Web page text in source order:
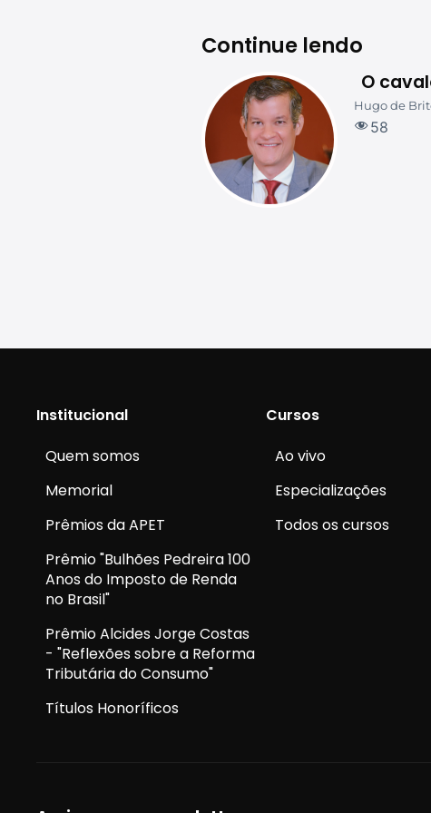
Continue lendo
O
Hugo de
58
Institucional
Quem somos
Memorial
Prêmios da APET
Prêmio "Bulhões Pedreira 100
Anos do Imposto de Renda
no Brasil"
Prêmio Alcides Jorge Costas
- "Reflexões sobre a Reforma
Tributária do Consumo"
Títulos Honoríficos
Cursos
Ao vivo
Especializações
Todos os cursos